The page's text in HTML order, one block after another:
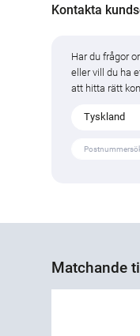
Kontakta
Har du frågor
eller vill du ha
att hitta rätt
Tyskland
Matchande